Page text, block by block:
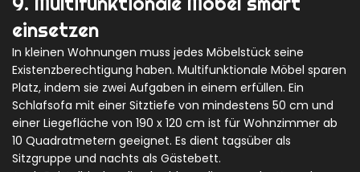
einsetzen
In kleinen Wohnungen muss jedes Möbelstück seine
Existenzberechtigung haben. Multifunktionale Möbel sparen
Platz, indem sie zwei Aufgaben in einem erfüllen. Ein
Schlafsofa mit einer Sitztiefe von mindestens 50 cm und
einer Liegefläche von 190 x 120 cm ist für Wohnzimmer ab
10 Quadratmetern geeignet. Es dient tagsüber als
Sitzgruppe und nachts als Gästebett.